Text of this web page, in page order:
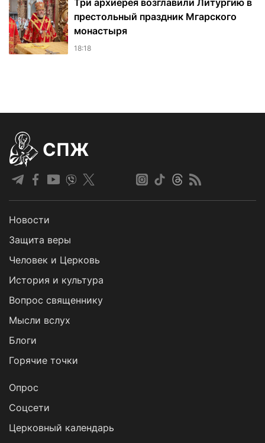
Три архиерея возглавили Литургию в
престольный праздник Мгарского
монастыря
18:18
СПЖ
Новости
Защита веры
Человек и Церковь
История и культура
Вопрос священнику
Мысли вслух
Блоги
Горячие точки
Опрос
Cоцсети
Церковный календарь